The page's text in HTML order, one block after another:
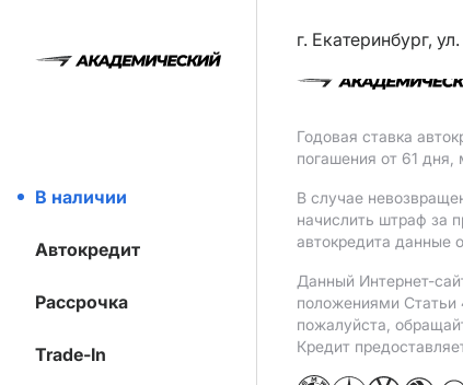
В наличии
Автокредит
Рассрочка
Trade-In
г. Екатеринбург,
Годовая ставка
погашения от 61
В случае
начислить штраф за
автокредита данные
Данный Интернет-
положениями Статьи
пожалуйста,
Кредит